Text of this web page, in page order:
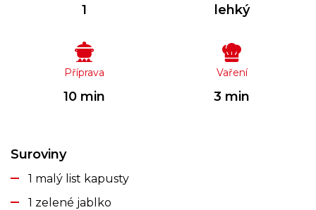
1 lehký
Příprava
10 min
Vaření
3 min
Suroviny
1 malý list kapusty
1 zelené jablko